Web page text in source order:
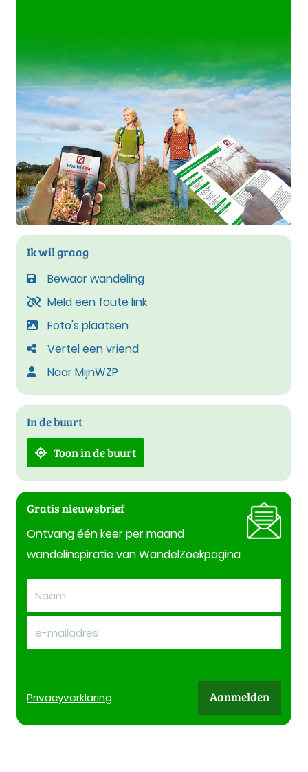
Ik wil graag
Bewaar wandeling
Meld een foute link
Foto's plaatsen
Vertel een vriend
Naar MijnWZP
In de buurt
Toon in de buurt
Gratis nieuwsbrief
Ontvang één keer per maand
wandelinspiratie van WandelZoekpagina
Privacyverklaring Aanmelden